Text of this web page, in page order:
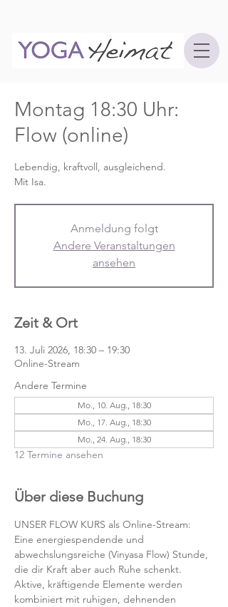
Montag 18:30 Uhr:
Flow (online)
Lebendig, kraftvoll, ausgleichend.
Mit Isa.
Anmeldung folgt
Andere Veranstaltungen
ansehen
Zeit & Ort
13. Juli 2026, 18:30 – 19:30
Online-Stream
Andere Termine
Mo., 10. Aug., 18:30
Mo., 17. Aug., 18:30
Mo., 24. Aug., 18:30
12 Termine ansehen
Über diese Buchung
UNSER FLOW KURS als Online-Stream:
Eine energiespendende und
abwechslungsreiche (Vinyasa Flow) Stunde,
die dir Kraft aber auch Ruhe schenkt.
Aktive, kräftigende Elemente werden
kombiniert mit ruhigen, dehnenden